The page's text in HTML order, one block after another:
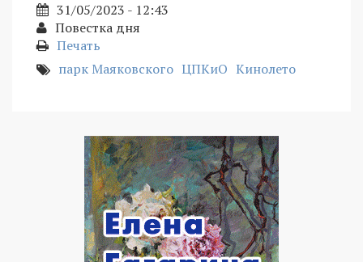
31/05/2023 - 12:43
Повестка дня
Печать
парк Маяковского ЦПКиО Кинолето